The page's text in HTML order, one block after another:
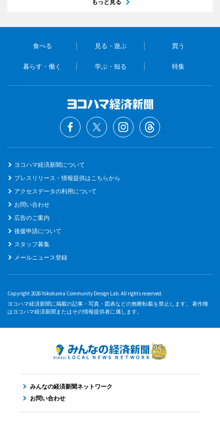
もっと見る
食べる 見る・遊ぶ 買う
暮らす・働く 学ぶ・知る 特集
ヨコハマ経済新聞について
プレスリリース・情報提供はこちらから
アクセスデータの利用について
お問い合わせ
広告のご案内
後援申請について
スタッフ募集
メールニュース登録
Copyright 2026 Yokohama Community Design Lab. All rights reserved.
ヨコハマ経済新聞に掲載の記事・写真・図表などの無断転載を禁止します。 著作権
はヨコハマ経済新聞またはその情報提供者に属します。
みんなの経済新聞ネットワーク
お問い合わせ